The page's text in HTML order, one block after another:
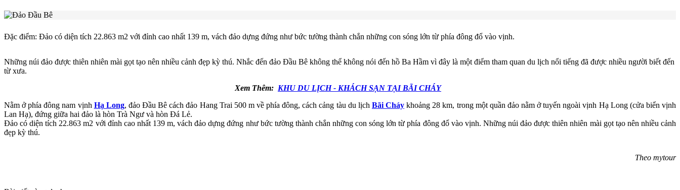
Đặc điểm: Đảo có diện tích 22.863 m2 với đỉnh cao nhất 139 m, vách đảo dựng đứng như bức tường thành chắn những con sóng lớn từ phía đông đổ vào vịnh.
Những núi đảo được thiên nhiên mài gọt tạo nên nhiều cảnh đẹp kỳ thú. Nhắc đến đảo Đầu Bê không thể không nói đến hồ Ba Hầm vì đây là một điểm tham quan du lịch nổi tiếng đã được nhiều người biết đến
từ xưa.
Xem Thêm: KHU DU LỊCH - KHÁCH SẠN TẠI BÃI CHÁY
Nằm ở phía đông nam vịnh Hạ Long, đảo Đầu Bê cách đảo Hang Trai 500 m về phía đông, cách cảng tàu du lịch Bãi Cháy khoảng 28 km, trong một quần đảo nằm ở tuyến ngoài vịnh Hạ Long (cửa biển vịnh
Lan Hạ), đứng giữa hai đảo là hòn Trà Ngư và hòn Đá Lẻ.
Đảo có diện tích 22.863 m2 với đỉnh cao nhất 139 m, vách đảo dựng đứng như bức tường thành chắn những con sóng lớn từ phía đông đổ vào vịnh. Những núi đảo được thiên nhiên mài gọt tạo nên nhiều cảnh
đẹp kỳ thú.
Theo mytour